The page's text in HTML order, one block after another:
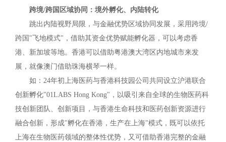
跨境/跨国区域协同：境外孵化、内陆转化
跳出内陆视野局限，与金融优势区域协同发展，采用跨境/
跨国"飞地模式"，借助其资金优势赋能孵化器，可以考虑香
港、新加坡等地。香港可以借助粤港澳大湾区内地城市来发
展，就像澳门借助珠海横琴一样。
如：24年初上海医药与香港科技园公司共同设立沪港联合
创新孵化"01LABS Hong Kong"，以吸引来自全球的生物医药科
技创新团队、创新项目，与香港生命科技和医药创新资源进行
融合创新，形成"孵化在香港，生产在上海"模式，既可以依托
上海在生物医药领域的整体性优势，又可借助香港完整的金融